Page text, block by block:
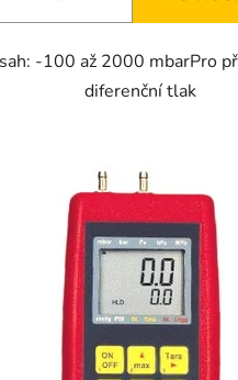
-100 až 2000 mbarPro
diferenční tlak